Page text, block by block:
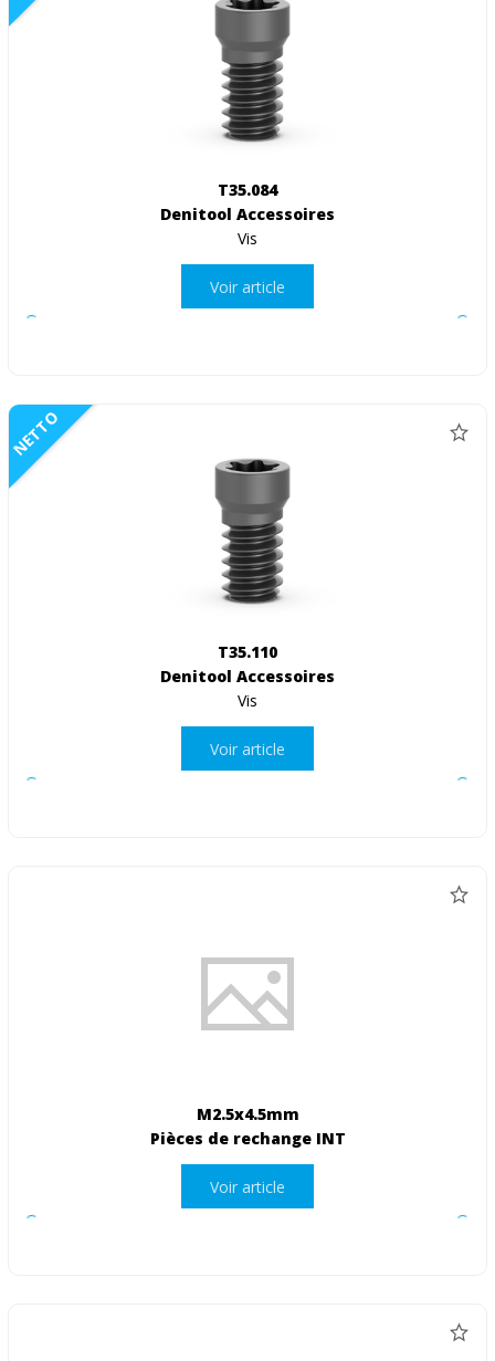
T35.084
Denitool Accessoires
Vis
Voir article
NETTO
T35.110
Denitool Accessoires
Vis
Voir article
M2.5x4.5mm
Pièces de rechange INT
Voir article